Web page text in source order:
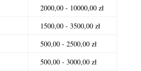
2000,00 - 10000,00 zł
1500,00 - 3500,00 zł
500,00 - 2500,00 zł
500,00 - 3000,00 zł